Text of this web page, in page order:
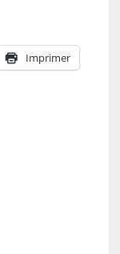
Imprimer